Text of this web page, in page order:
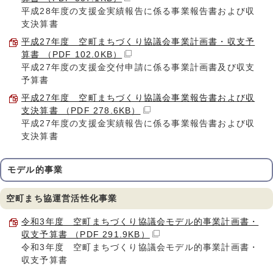
平成28年度の支援金実績報告に係る事業報告書および収
支決算書
平成27年度 空町まちづくり協議会事業計画書・収支予
算書 （PDF 102.0KB）
平成27年度の支援金交付申請に係る事業計画書及び収支
予算書
平成27年度 空町まちづくり協議会事業報告書および収
支決算書 （PDF 278.6KB）
平成27年度の支援金実績報告に係る事業報告書および収
支決算書
モデル的事業
空町まち協運営活性化事業
令和3年度 空町まちづくり協議会モデル的事業計画書・
収支予算書 （PDF 291.9KB）
令和3年度 空町まちづくり協議会モデル的事業計画書・
収支予算書